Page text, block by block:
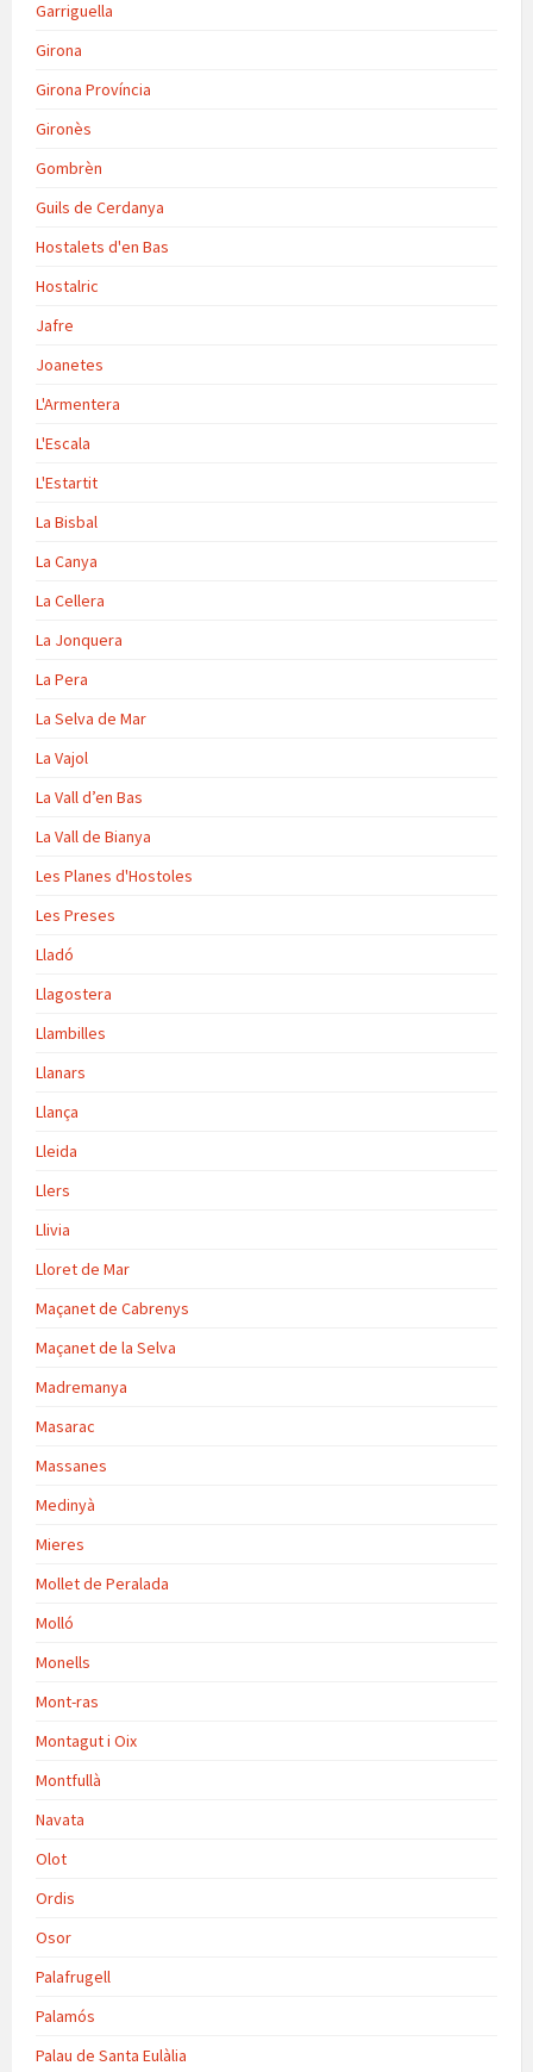
Garriguella
Girona
Girona Província
Gironès
Gombrèn
Guils de Cerdanya
Hostalets d'en Bas
Hostalric
Jafre
Joanetes
L'Armentera
L'Escala
L'Estartit
La Bisbal
La Canya
La Cellera
La Jonquera
La Pera
La Selva de Mar
La Vajol
La Vall d’en Bas
La Vall de Bianya
Les Planes d'Hostoles
Les Preses
Lladó
Llagostera
Llambilles
Llanars
Llança
Lleida
Llers
Llivia
Lloret de Mar
Maçanet de Cabrenys
Maçanet de la Selva
Madremanya
Masarac
Massanes
Medinyà
Mieres
Mollet de Peralada
Molló
Monells
Mont-ras
Montagut i Oix
Montfullà
Navata
Olot
Ordis
Osor
Palafrugell
Palamós
Palau de Santa Eulàlia